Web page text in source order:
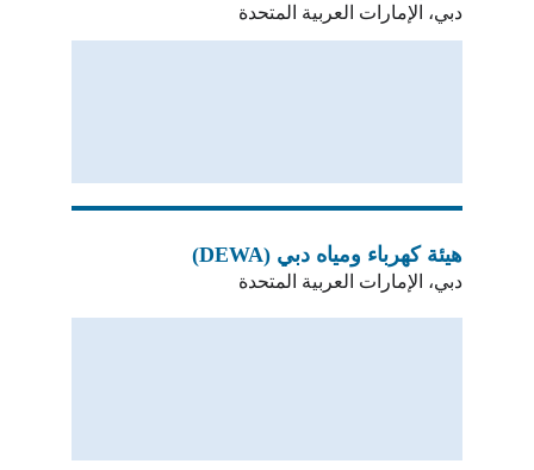
دبي، الإمارات العربية المتحدة
هيئة كهرباء ومياه دبي (DEWA)
دبي، الإمارات العربية المتحدة